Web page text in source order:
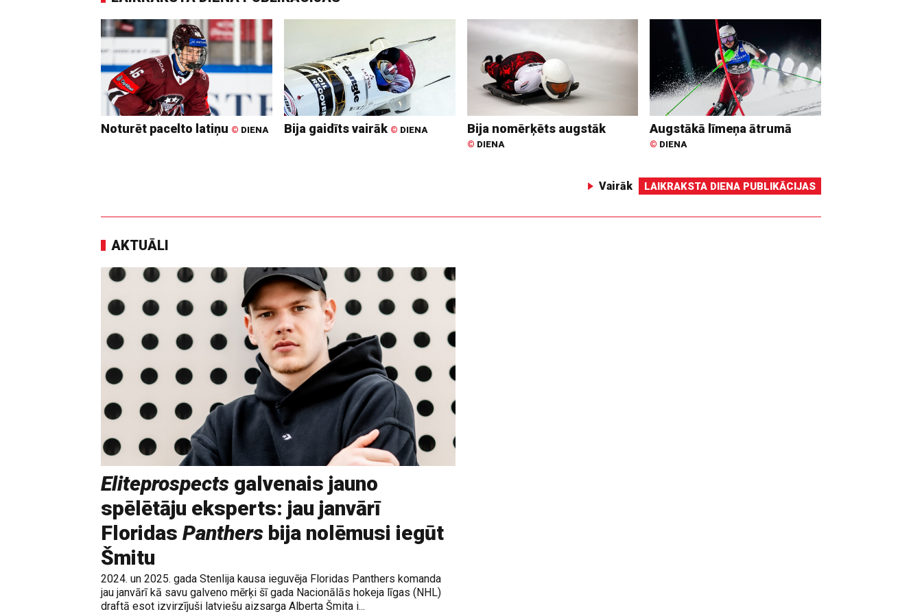
Noturēt pacelto latiņu © DIENA Bija gaidīts vairāk © DIENA Bija nomērķēts augstāk
© DIENA
Augstākā līmeņa ātrumā
© DIENA
Vairāk LAIKRAKSTA DIENA PUBLIKĀCIJAS
AKTUĀLI
Eliteprospects galvenais jauno
spēlētāju eksperts: jau janvārī
Floridas Panthers bija nolēmusi iegūt
Šmitu
2024. un 2025. gada Stenlija kausa ieguvēja Floridas Panthers komanda
jau janvārī kā savu galveno mērķi šī gada Nacionālās hokeja līgas (NHL)
draftā esot izvirzījuši latviešu aizsarga Alberta Šmita i...